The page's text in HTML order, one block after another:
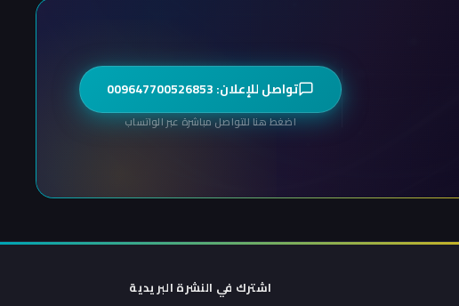
تواصل للإعلان: 009647700526853
اضغط هنا للتواصل مباشرة عبر الواتساب
اشترك في النشرة البريدية